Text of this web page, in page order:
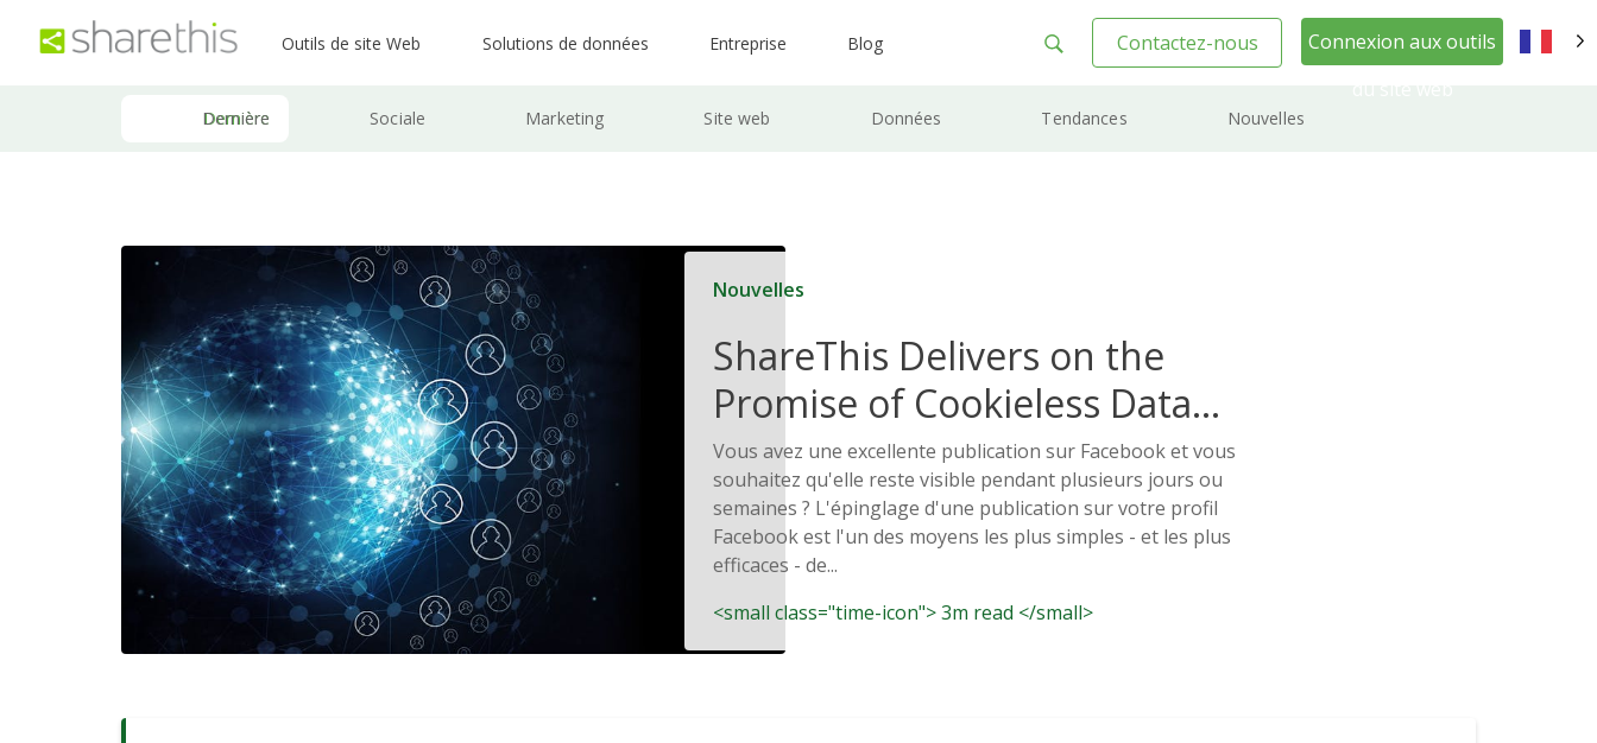
Outils de site Web Solutions de données Entreprise Blog Contactez-nous
Connexion aux outils
Dernière Sociale Marketing Site web Données Tendances Nouvelles
Nouvelles
ShareThis Delivers on the
Promise of Cookieless Data
Solutions
Vous avez une excellente publication sur Facebook et vous
souhaitez qu'elle reste visible pendant plusieurs jours ou
semaines ? L'épinglage d'une publication sur votre profil
Facebook est l'un des moyens les plus simples - et les plus
efficaces - de...
<small class="time-icon"> 3m read </small>